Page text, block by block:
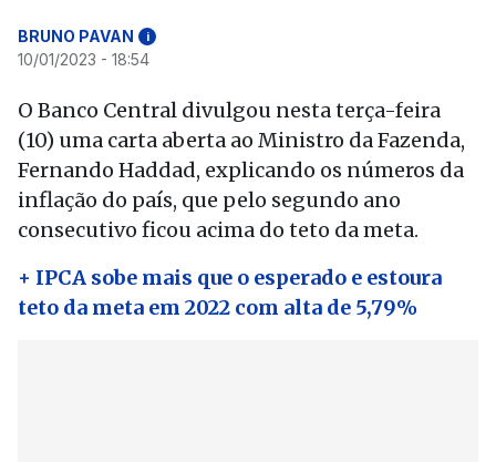
BRUNO PAVAN i
10/01/2023 - 18:54
O Banco Central divulgou nesta terça-feira
(10) uma carta aberta ao Ministro da Fazenda,
Fernando Haddad, explicando os números da
inflação do país, que pelo segundo ano
consecutivo ficou acima do teto da meta.
+ IPCA sobe mais que o esperado e estoura
teto da meta em 2022 com alta de 5,79%